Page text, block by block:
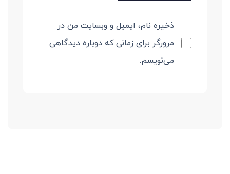
ذخیره نام، ایمیل و وبسایت من در
مرورگر برای زمانی که دوباره دیدگاهی
می‌نویسم.